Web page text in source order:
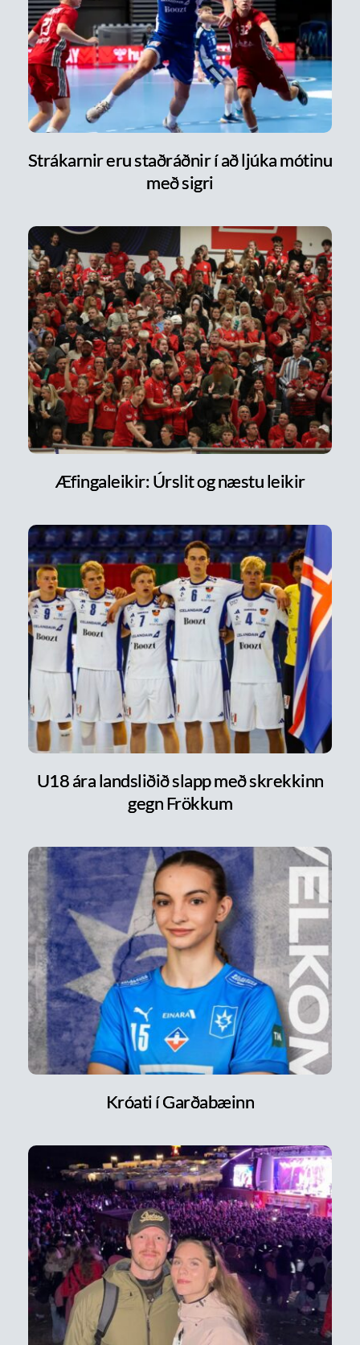
Strákarnir eru staðráðnir í að ljúka mótinu
með sigri
Æfingaleikir: Úrslit og næstu leikir
U18 ára landsliðið slapp með skrekkinn
gegn Frökkum
Króati í Garðabæinn